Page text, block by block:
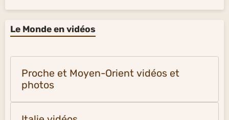
Le Monde en vidéos
Proche et Moyen-Orient vidéos et
photos